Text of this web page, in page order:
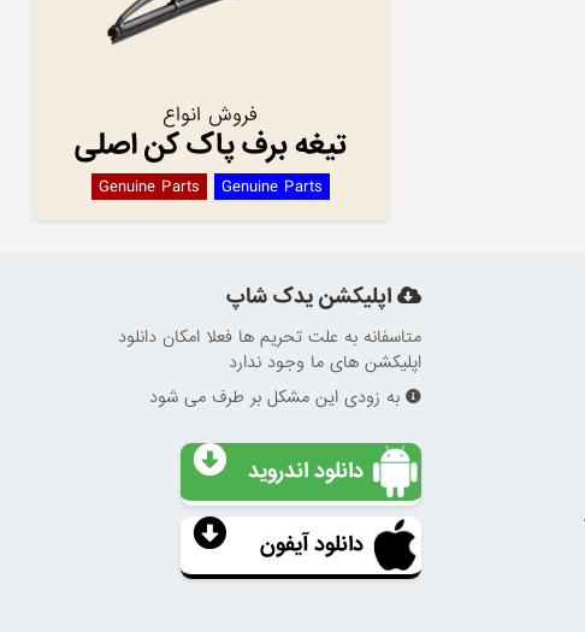
فروش انواع
تیغه برف پاک کن اصلی
Genuine Parts Genuine Parts
اپلیکشن یدک شاپ
متاسفانه به علت تحریم ها فعلا امکان دانلود
اپلیکشن های ما وجود ندارد
به زودی این مشکل بر طرف می شود
دانلود اندروید
دانلود آیفون